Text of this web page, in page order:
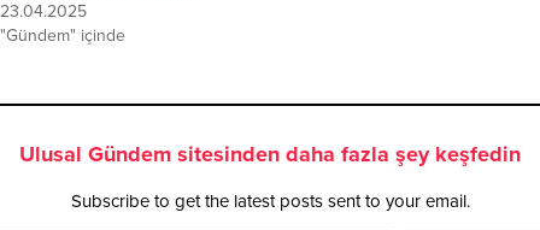
23.04.2025
"Gündem" içinde
Ulusal Gündem sitesinden daha fazla şey keşfedin
Subscribe to get the latest posts sent to your email.